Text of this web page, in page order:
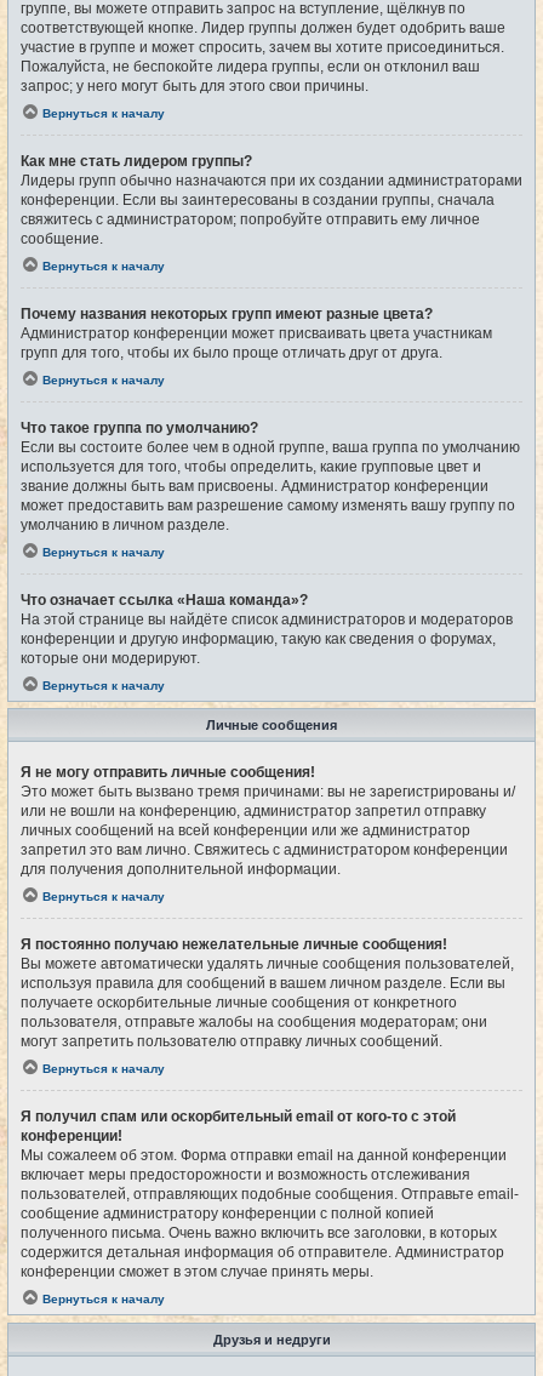
группе, вы можете отправить запрос на вступление, щёлкнув по
соответствующей кнопке. Лидер группы должен будет одобрить ваше
участие в группе и может спросить, зачем вы хотите присоединиться.
Пожалуйста, не беспокойте лидера группы, если он отклонил ваш
запрос; у него могут быть для этого свои причины.
Вернуться к началу
Как мне стать лидером группы?
Лидеры групп обычно назначаются при их создании администраторами
конференции. Если вы заинтересованы в создании группы, сначала
свяжитесь с администратором; попробуйте отправить ему личное
сообщение.
Вернуться к началу
Почему названия некоторых групп имеют разные цвета?
Администратор конференции может присваивать цвета участникам
групп для того, чтобы их было проще отличать друг от друга.
Вернуться к началу
Что такое группа по умолчанию?
Если вы состоите более чем в одной группе, ваша группа по умолчанию
используется для того, чтобы определить, какие групповые цвет и
звание должны быть вам присвоены. Администратор конференции
может предоставить вам разрешение самому изменять вашу группу по
умолчанию в личном разделе.
Вернуться к началу
Что означает ссылка «Наша команда»?
На этой странице вы найдёте список администраторов и модераторов
конференции и другую информацию, такую как сведения о форумах,
которые они модерируют.
Вернуться к началу
Личные сообщения
Я не могу отправить личные сообщения!
Это может быть вызвано тремя причинами: вы не зарегистрированы и/
или не вошли на конференцию, администратор запретил отправку
личных сообщений на всей конференции или же администратор
запретил это вам лично. Свяжитесь с администратором конференции
для получения дополнительной информации.
Вернуться к началу
Я постоянно получаю нежелательные личные сообщения!
Вы можете автоматически удалять личные сообщения пользователей,
используя правила для сообщений в вашем личном разделе. Если вы
получаете оскорбительные личные сообщения от конкретного
пользователя, отправьте жалобы на сообщения модераторам; они
могут запретить пользователю отправку личных сообщений.
Вернуться к началу
Я получил спам или оскорбительный email от кого-то с этой
конференции!
Мы сожалеем об этом. Форма отправки email на данной конференции
включает меры предосторожности и возможность отслеживания
пользователей, отправляющих подобные сообщения. Отправьте email-
сообщение администратору конференции с полной копией
полученного письма. Очень важно включить все заголовки, в которых
содержится детальная информация об отправителе. Администратор
конференции сможет в этом случае принять меры.
Вернуться к началу
Друзья и недруги